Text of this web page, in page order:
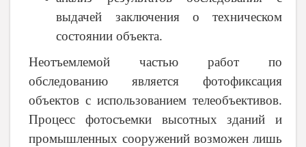
выдачей заключения о техническом
состоянии объекта.
Неотъемлемой частью работ по
обследованию является фотофиксация
объектов с использованием телеобъективов.
Процесс фотосъемки высотных зданий и
промышленных сооружений возможен лишь